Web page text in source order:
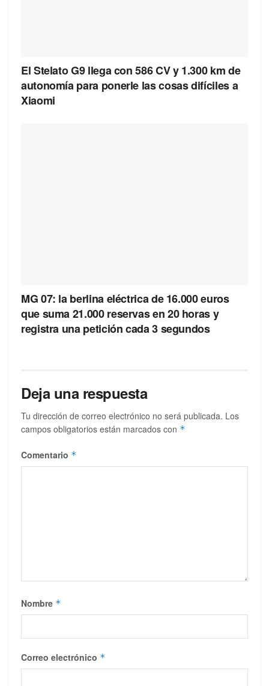
El Stelato G9 llega con 586 CV y 1.300 km de
autonomía para ponerle las cosas difíciles a
Xiaomi
MG 07: la berlina eléctrica de 16.000 euros
que suma 21.000 reservas en 20 horas y
registra una petición cada 3 segundos
Deja una respuesta
Tu dirección de correo electrónico no será publicada. Los
campos obligatorios están marcados con *
Comentario *
Nombre *
Correo electrónico *